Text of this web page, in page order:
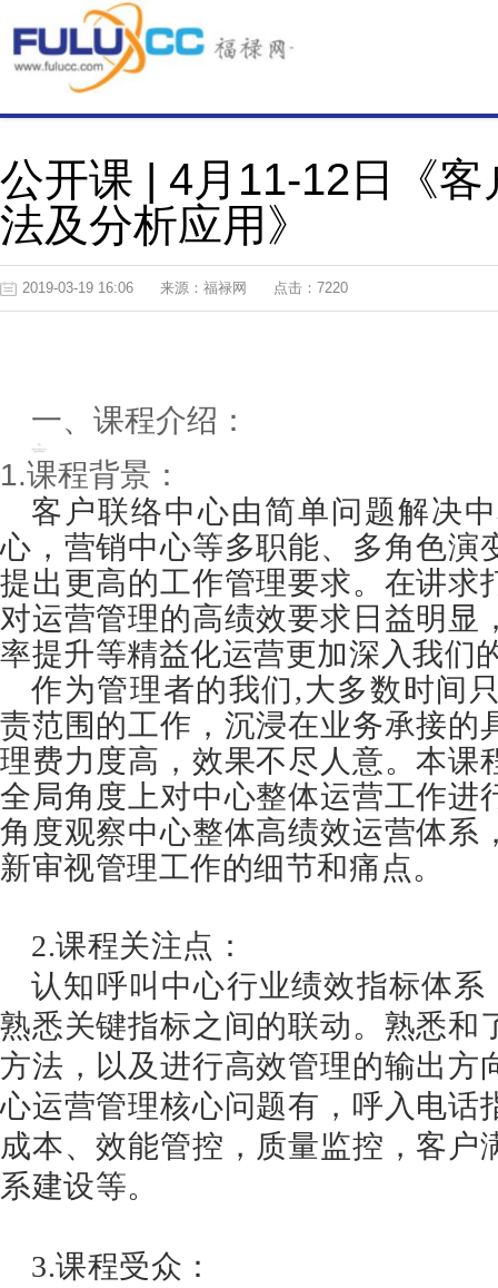
公开课 | 4月11-12日《
法及分析应用》
2019-03-19 16:06 来源：福禄网 点击：7220
一、课程介绍：
1.课程背景：
客户联络中心由简单问题解决
心，营销中心等多职能、多角色演
提出更高的工作管理要求。在讲求
对运营管理的高绩效要求日益明显
率提升等精益化运营更加深入我们
作为管理者的我们,大多数时间
责范围的工作，沉浸在业务承接的
理费力度高，效果不尽人意。本课
全局角度上对中心整体运营工作进
角度观察中心整体高绩效运营体系
新审视管理工作的细节和痛点。
2.课程关注点：
认知呼叫中心行业绩效指标体
熟悉关键指标之间的联动。熟悉和
方法，以及进行高效管理的输出方
心运营管理核心问题有，呼入电话
成本、效能管控，质量监控，客户
系建设等。
3.课程受众：